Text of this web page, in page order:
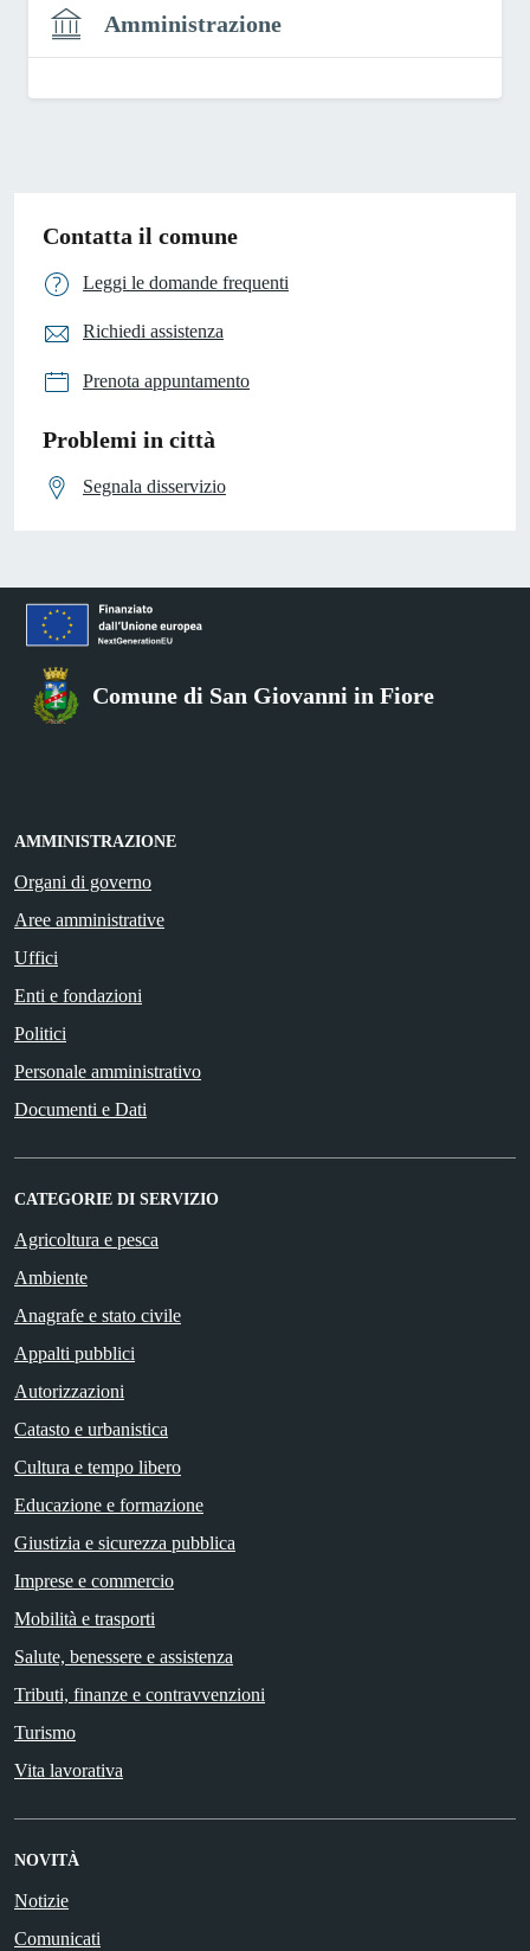
Amministrazione
Contatta il comune
Leggi le domande frequenti
Richiedi assistenza
Prenota appuntamento
Problemi in città
Segnala disservizio
Comune di San Giovanni in Fiore
AMMINISTRAZIONE
Organi di governo
Aree amministrative
Uffici
Enti e fondazioni
Politici
Personale amministrativo
Documenti e Dati
CATEGORIE DI SERVIZIO
Agricoltura e pesca
Ambiente
Anagrafe e stato civile
Appalti pubblici
Autorizzazioni
Catasto e urbanistica
Cultura e tempo libero
Educazione e formazione
Giustizia e sicurezza pubblica
Imprese e commercio
Mobilità e trasporti
Salute, benessere e assistenza
Tributi, finanze e contravvenzioni
Turismo
Vita lavorativa
NOVITÀ
Notizie
Comunicati